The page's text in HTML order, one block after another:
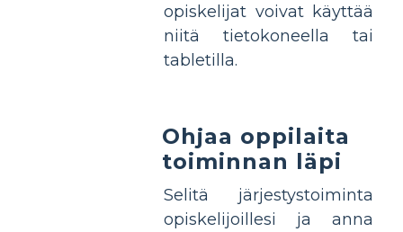
opiskelijat voivat käyttää
niitä tietokoneella tai
tabletilla.
Ohjaa oppilaita
toiminnan läpi
Selitä järjestystoiminta
opiskelijoillesi ja anna